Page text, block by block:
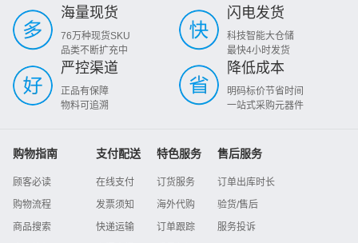
海量现货
76万种现货SKU
品类不断扩充中
闪电发货
科技智能大仓储
最快4小时发货
严控渠道
正品有保障
物料可追溯
降低成本
明码标价节省时间
一站式采购元器件
购物指南
顾客必读
购物流程
商品搜索
支付配送
在线支付
发票须知
快递运输
特色服务
订货服务
海外代购
订单跟踪
售后服务
订单出库时长
验货/售后
服务投诉